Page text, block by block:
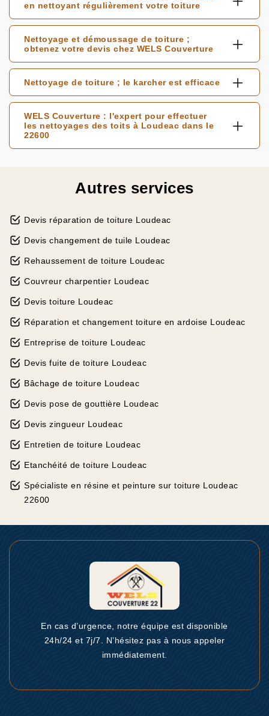
en nettoyant régulièrement votre toiture
Nettoyage et démoussage de toiture ;
obtenez votre devis chez WELS Couverture
Nettoyage de toiture ; le karcher est efficace
WELS Couverture : l'expert pour effectuer
les nettoyages des toits à Loudeac dans le
22600
Autres services
Devis réparation de toiture Loudeac
Devis changement de tuile Loudeac
Rehaussement de toiture Loudeac
Couvreur charpentier Loudeac
Devis toiture Loudeac
Réparation et changement toiture en ardoise Loudeac
Entreprise de toiture Loudeac
Devis fuite de toiture Loudeac
Bâchage de toiture Loudeac
Devis pose de gouttière Loudeac
Devis zingueur Loudeac
Entretien de toiture Loudeac
Etanchéité de toiture Loudeac
Spécialiste en résine et peinture sur toiture Loudeac
22600
En cas d’urgence, notre équipe est disponible
24h/24 et 7j/7. N’hésitez pas à nous appeler
immédiatement.